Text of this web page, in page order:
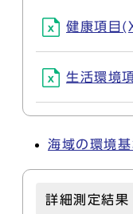
健康項目
生活環境
海域の環境
詳細測定結果